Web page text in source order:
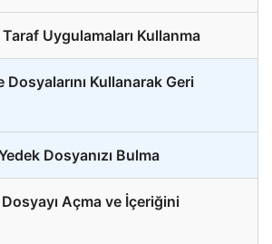
Uygulamaları Kullanma
Dosyalarını Kullanarak Geri
Dosyanızı Bulma
Dosyayı Açma ve İçeriğini